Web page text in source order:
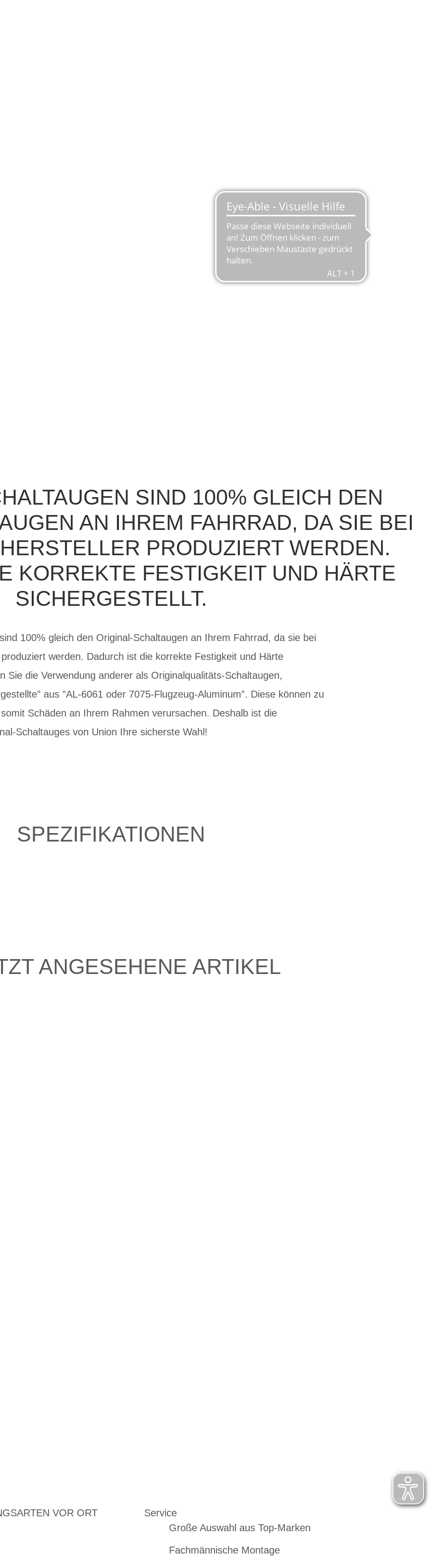
SIND 100% GLEICH DEN
AN IHREM FAHRRAD, DA SIE BEI
PRODUZIERT WERDEN.
KORREKTE FESTIGKEIT UND HÄRTE
SICHERGESTELLT.
100% gleich den Original-Schaltaugen an Ihrem Fahrrad, da sie bei
werden. Dadurch ist die korrekte Festigkeit und Härte
Sie die Verwendung anderer als Originalqualitäts-Schaltaugen,
aus ”AL-6061 oder 7075-Flugzeug-Aluminum”. Diese können zu
Schäden an Ihrem Rahmen verursachen. Deshalb ist die
Schaltauges von Union Ihre sicherste Wahl!
SPEZIFIKATIONEN
ANGESEHENE ARTIKEL
VOR ORT
Service
Große Auswahl aus Top-Marken
Fachmännische Montage